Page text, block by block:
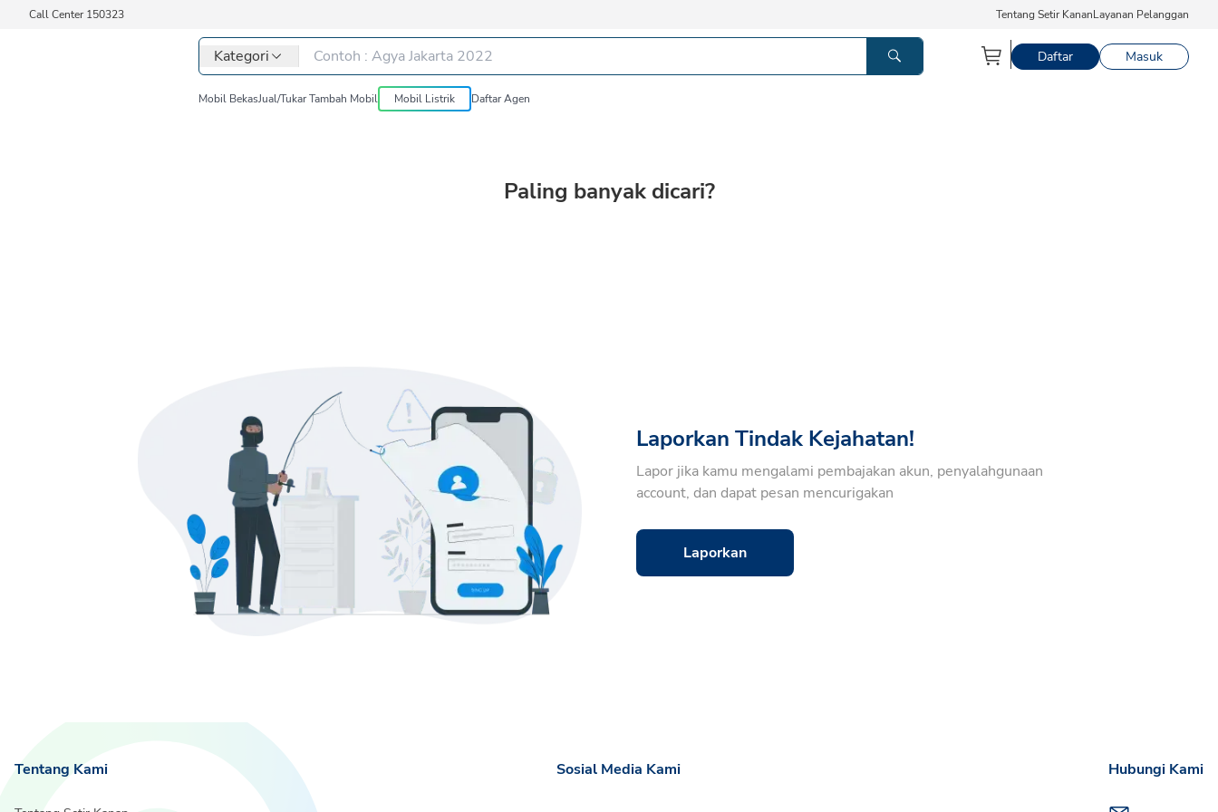
Call Center 150323 Tentang Setir KananLayanan Pelanggan
Kategori Daftar Masuk
Mobil BekasJual/Tukar Tambah Mobil Mobil Listrik Daftar Agen
Paling banyak dicari?
Laporkan Tindak Kejahatan!
Lapor jika kamu mengalami pembajakan akun, penyalahgunaan
account, dan dapat pesan mencurigakan
Laporkan
Tentang Kami Sosial Media Kami Hubungi Kami